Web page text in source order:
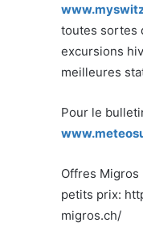
toutes sortes
excursions
meilleures
Pour le
Offres Migros
petits prix:
migros.ch/